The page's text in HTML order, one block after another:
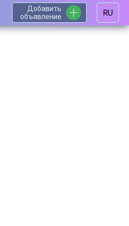
Добавить
объявление
RU